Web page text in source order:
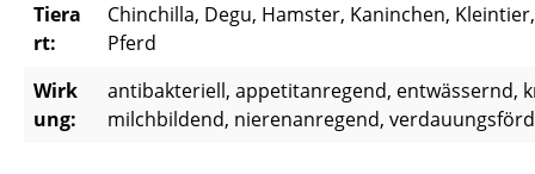
Tiera
rt:
Chinchilla, Degu, Hamster, Kaninchen,
Pferd
Wirk
ung:
antibakteriell, appetitanregend, entwässernd,
milchbildend, nierenanregend,